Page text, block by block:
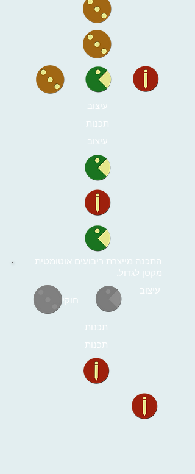
עיצוב
תכנות
עיצוב
התכנה מייצרת ריבועים אוטומטית
מקטן לגדול.
חוקים
עיצוב
תכנות
תכנות